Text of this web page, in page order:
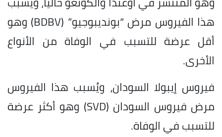
هذا الفيروس مرض “بونديبوجيو” (BDBV) وهو
أقل عرضة للتسبب في الوفاة من الأنواع
الأخرى.
فيروس إيبولا السودان، ويُسبب هذا الفيروس
مرض فيروس السودان (SVD) وهو أكثر عرضة
للتسبب في الوفاة.